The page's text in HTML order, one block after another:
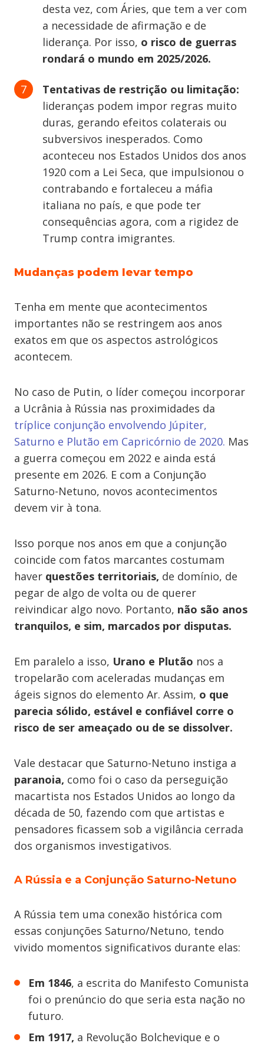
desta vez, c​om Áries, que tem a ver com
a necessidade de afirmação e de
liderança.​ Por isso, o risco de guerras
rondará o mundo em 2025/2026.
Tentativas de restrição ou limitação:
lideranças podem impor regras muito
duras, gerando efeitos colaterais ou
subversivos inesperados. Como
aconteceu nos Estados Unidos dos anos
1920 com a Lei Seca, que impulsionou o
contrabando e fortaleceu a máfia
italiana no país, e que pode ter
consequências agora, com a rigidez de
Trump contra imigrantes.
Mudanças podem levar tempo
Tenha em mente que acontecimentos
importantes não se restringem aos anos
exatos em que os aspectos astrológicos
acontecem.
No caso de Putin, o líder começou incorporar
a Ucrânia à Rússia nas proximidades da
tríplice conjunção envolvendo Júpiter,
Saturno e Plutão em Capricórnio de 2020. Mas
a guerra começou em 2022 e ainda está
presente em 2026. E com a Conjunção
Saturno-Netuno, novos acontecimentos
devem vir à tona.
Isso porque nos anos em que a conjunção
coincide com fatos marcantes costumam
haver questões territoriais, de domínio, de
pegar de algo de volta ou de querer
reivindicar algo novo. Portanto, não são anos
tranquilos, e sim, marcados por disputas.
Em paralelo a isso, Urano e Plutão ​nos a​
tropelarão com aceleradas mudanças em
ágeis signos do​ elemento Ar. Assim, o que
parecia sólido, estável e confiável ​c​orre o
risco de ser ameaçado ou de ​se dissolver.
Vale destacar que Saturno-Netuno instiga a
paranoia, como foi o caso da perseguição
macartista nos Estados Unidos ao longo da
década de 50, fazendo com que artistas e
pensadores ficassem sob a vigilância cerrada
dos organismos investigativos.
A Rússia e a Conjunção Saturno-Netuno
A Rússia tem uma conexão histórica com
essas conjunções Saturno/Netuno, tendo
vivido momentos significativos durante elas:
Em 1846, a escrita do Manifesto Comunista
foi o prenúncio do que seria esta nação no
futuro.
Em 1917, a Revolução Bolchevique e o